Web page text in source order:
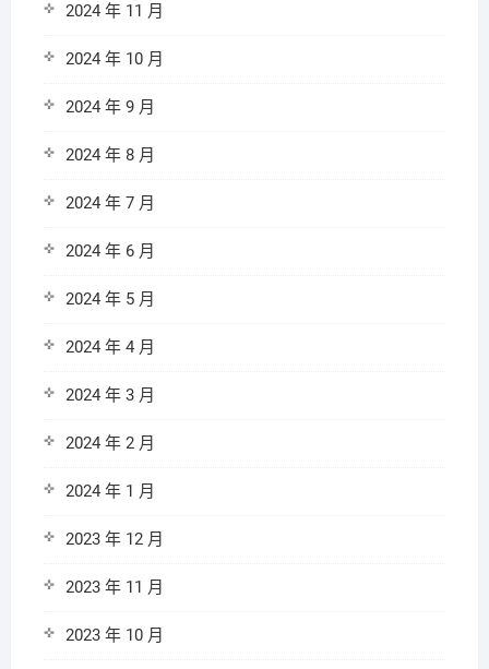
2024 年 11 月
2024 年 10 月
2024 年 9 月
2024 年 8 月
2024 年 7 月
2024 年 6 月
2024 年 5 月
2024 年 4 月
2024 年 3 月
2024 年 2 月
2024 年 1 月
2023 年 12 月
2023 年 11 月
2023 年 10 月